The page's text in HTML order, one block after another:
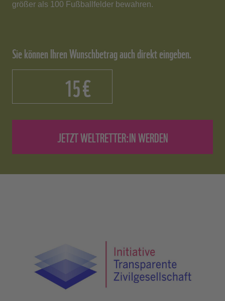
größer als 100 Fußballfelder bewahren.
Sie können Ihren Wunschbetrag auch direkt eingeben.
€